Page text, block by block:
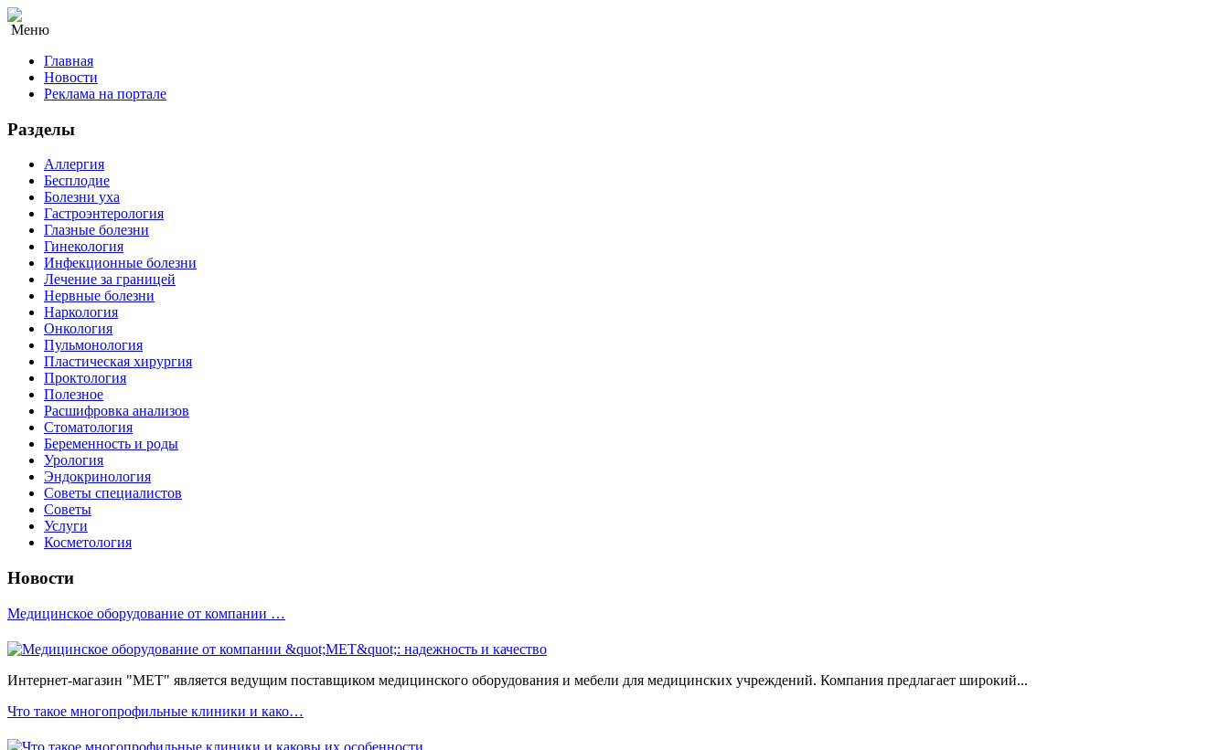
Меню
Главная
Новости
Реклама на портале
Разделы
Аллергия
Бесплодие
Болезни уха
Гастроэнтерология
Глазные болезни
Гинекология
Инфекционные болезни
Лечение за границей
Нервные болезни
Наркология
Онкология
Пульмонология
Пластическая хирургия
Проктология
Полезное
Расшифровка анализов
Стоматология
Беременность и роды
Урология
Эндокринология
Советы специалистов
Советы
Услуги
Косметология
Новости
Медицинское оборудование от компании …
Интернет-магазин "МЕТ" является ведущим поставщиком медицинского оборудования и мебели для медицинских учреждений. Компания предлагает широкий...
Что такое многопрофильные клиники и како…